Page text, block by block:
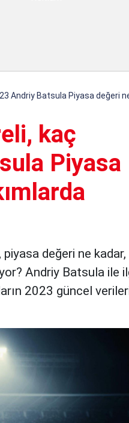
Andriy Batsula Piyasa değeri
kaç
Piyasa
değeri ne kadar,
Andriy Batsula ile
2023 güncel